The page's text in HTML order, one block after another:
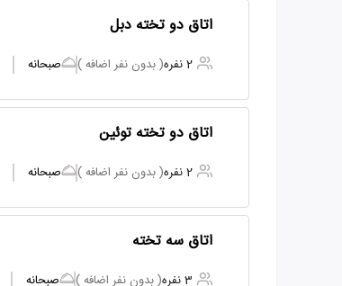
اتاق دو تخته دبل
2 نفره ( بدون نفر اضافه ) صبحانه
اتاق دو تخته توئین
2 نفره ( بدون نفر اضافه ) صبحانه
اتاق سه تخته
3 نفره ( بدون نفر اضافه ) صبحانه